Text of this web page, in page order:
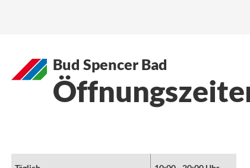
Bud Spencer Bad